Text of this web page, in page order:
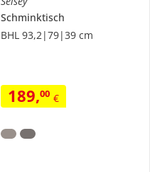
Schminktisch
BHL 93,2|79|39 cm
189,00 €